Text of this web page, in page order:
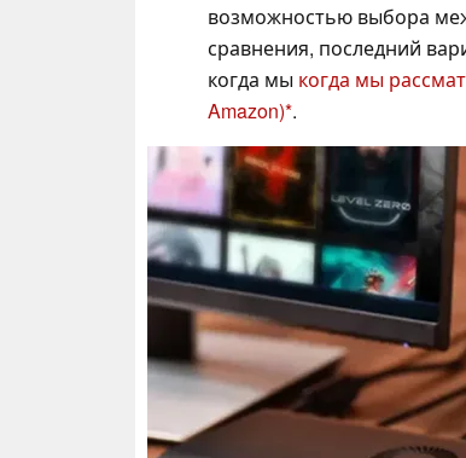
возможностью выбора
сравнения, последний
когда мы когда мы
Amazon) .